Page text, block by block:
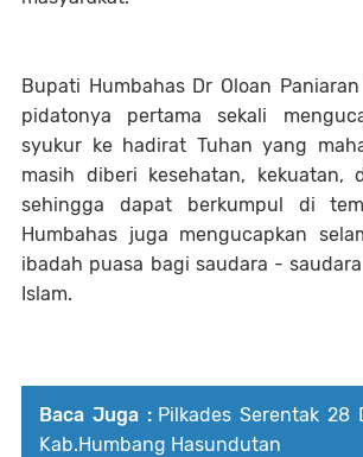
Bupati Humbahas Dr Oloan
pidatonya pertama sekali
syukur ke hadirat Tuhan yang
masih diberi kesehatan, kekuatan,
sehingga dapat berkumpul di
Humbahas juga mengucapkan
ibadah puasa bagi saudara -
Islam.
Baca Juga : Pilkades Serentak 28
Kab.Humbang Hasundutan